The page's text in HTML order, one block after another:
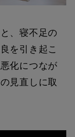
、寝不足の
を引き起こ
化につなが
見直しに取